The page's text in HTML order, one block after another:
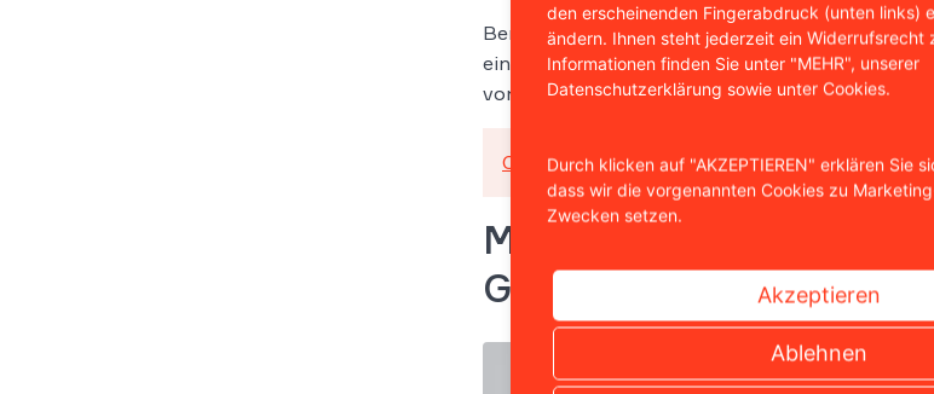
Bereits vor der Verabschiedung des Gesetzes
einiger Entschärfungen bestehen Kritiker
voreilig löschen und die Meinungsfreiheit werde
Ob diese Kritik berechtigt ist, erforschen wir
Medienrechtsanwalt
Gesetz:
den erscheinenden Fingerabdruck (unten links)
ändern. Ihnen steht jederzeit ein Widerrufsrecht
Informationen finden Sie unter "MEHR", unserer
Datenschutzerklärung sowie unter Cookies.
Durch klicken auf "AKZEPTIEREN" erklären Sie
dass wir die vorgenannten Cookies zu
Zwecken setzen.
Akzeptieren
Ablehnen